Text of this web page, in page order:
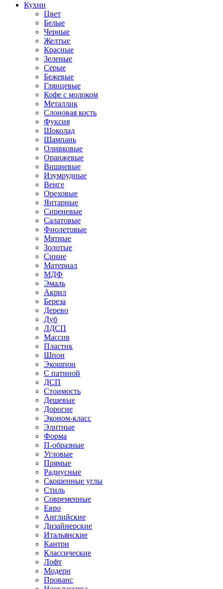
Кухни
Цвет
Белые
Черные
Желтые
Красные
Зеленые
Серые
Бежевые
Глянцевые
Кофе с молоком
Металлик
Слоновая кость
Фуксия
Шоколад
Шампань
Оливковые
Оранжевые
Вишневые
Изумрудные
Венге
Ореховые
Янтарные
Сиреневые
Салатовые
Фиолетовые
Мятные
Золотые
Синие
Материал
МДФ
Эмаль
Акрил
Береза
Дерево
Дуб
ЛДСП
Массив
Пластик
Шпон
Экошпон
С патиной
ДСП
Стоимость
Дешевые
Дорогие
Эконом-класс
Элитные
Форма
П-образные
Угловые
Прямые
Радиусные
Скошенные углы
Стиль
Современные
Евро
Английские
Дизайнерские
Итальянские
Кантри
Классические
Лофт
Модерн
Прованс